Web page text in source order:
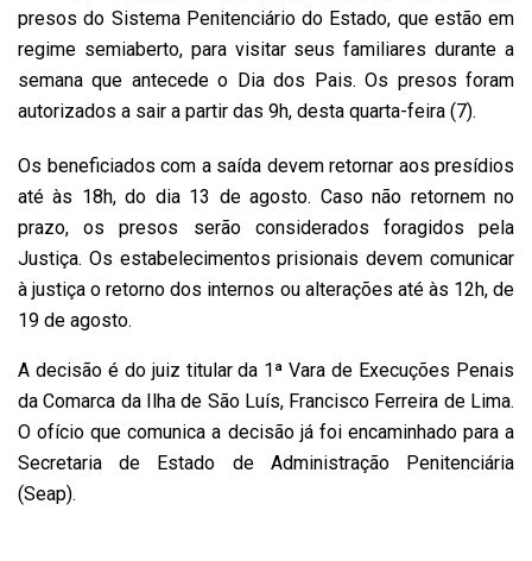
presos do Sistema Penitenciário do Estado, que estão em
regime semiaberto, para visitar seus familiares durante a
semana que antecede o Dia dos Pais. Os presos foram
autorizados a sair a partir das 9h, desta quarta-feira (7).
Os beneficiados com a saída devem retornar aos presídios
até às 18h, do dia 13 de agosto. Caso não retornem no
prazo, os presos serão considerados foragidos pela
Justiça. Os estabelecimentos prisionais devem comunicar
à justiça o retorno dos internos ou alterações até às 12h, de
19 de agosto.
A decisão é do juiz titular da 1ª Vara de Execuções Penais
da Comarca da Ilha de São Luís, Francisco Ferreira de Lima.
O ofício que comunica a decisão já foi encaminhado para a
Secretaria de Estado de Administração Penitenciária
(Seap).